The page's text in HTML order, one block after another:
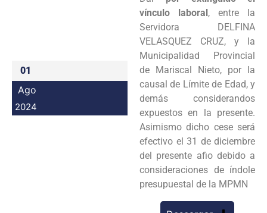
Programas
Intranet
01
Ago
2024
vínculo laboral, entre la
Servidora DELFINA
VELASQUEZ CRUZ, y la
Municipalidad Provincial
de Mariscal Nieto, por la
causal de Límite de Edad, y
demás considerandos
expuestos en la presente.
Asimismo dicho cese será
efectivo el 31 de diciembre
del presente afio debido a
consideraciones de índole
presupuestal de la MPMN